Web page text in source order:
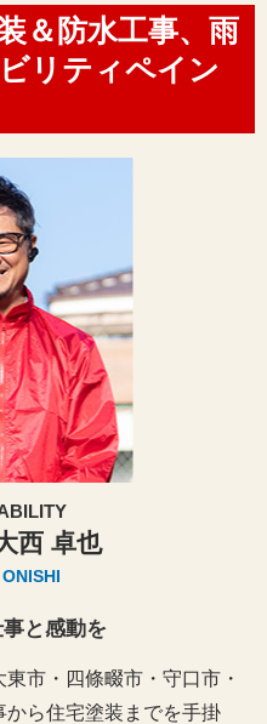
＆防水工事、雨
リティペイン
西 卓也
と感動を
市・四條畷市・守口市・
ら住宅塗装までを手掛